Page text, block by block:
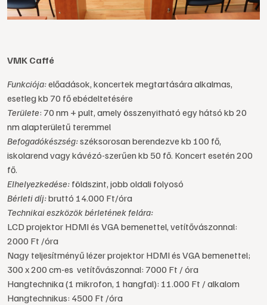
VMK Caffé
Funkciója:előadások, koncertek megtartására alkalmas,
esetleg kb 70 fő ebédeltetésére
Területe: 70 nm + pult, amely összenyitható egy hátsó kb 20
nm alapterületű teremmel
Befogadókészség:széksorosan berendezve kb 100 fő,
iskolarend vagy kávézó-szerűen kb 50 fő. Koncert esetén 200
fő.
Elhelyezkedése: földszint, jobb oldali folyosó
Bérleti díj:bruttó 14.000 Ft/óra
Technikai eszközök bérletének felára:
LCD projektor HDMI és VGA bemenettel, vetítővászonnal:
2000 Ft /óra
Nagy teljesítményű lézer projektor HDMI és VGA bemenettel;
300 x 200 cm-es vetítővászonnal: 7000 Ft / óra
Hangtechnika (1 mikrofon, 1 hangfal): 11.000 Ft / alkalom
Hangtechnikus: 4500 Ft /óra